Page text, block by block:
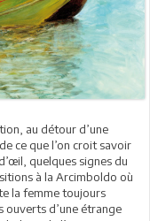
au détour d’une
ce que l’on croit savoir
quelques signes du
à la Arcimboldo où
la femme toujours
ouverts d’une étrange